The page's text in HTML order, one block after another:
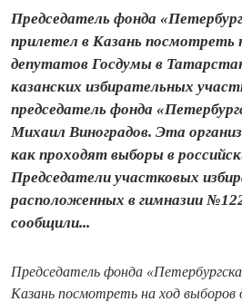
Председатель фонда
прилетел в Казань посмотреть
депутатов Госдумы в
казанских избирательных
председатель фонда
Михаил Виноградов. Эта
как проходят выборы в
Председатели участковых
расположенных в гимназии
сообщили...
Председатель фонда
Казань посмотреть на ход